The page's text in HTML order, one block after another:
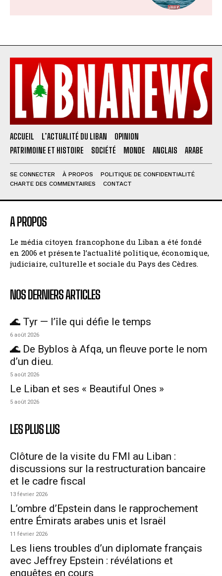
ACCUEIL L’ACTUALITÉ DU LIBAN
OPINION
PATRIMOINE ET HISTOIRE
SOCIÉTÉ MONDE ANGLAIS ARABE
SE CONNECTER À PROPOS
POLITIQUE DE CONFIDENTIALITÉ
CHARTE DES COMMENTAIRES
CONTACT
A PROPOS
Le média citoyen francophone du Liban a été fondé
en 2006 et présente l’actualité politique, économique,
judiciaire, culturelle et sociale du Pays des Cèdres.
NOS DERNIERS ARTICLES
🌊 Tyr — l’île qui défie le temps
6 août 2026
🌊 De Byblos à Afqa, un fleuve porte le nom
d’un dieu.
5 août 2026
Le Liban et ses « Beautiful Ones »
5 août 2026
LES PLUS LUS
Clôture de la visite du FMI au Liban :
discussions sur la restructuration bancaire
et le cadre fiscal
13 février 2026
L’ombre d’Epstein dans le rapprochement
entre Émirats arabes unis et Israël
11 février 2026
Les liens troubles d’un diplomate français
avec Jeffrey Epstein : révélations et
enquêtes en cours